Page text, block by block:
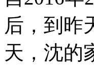
后，到昨
天，沈的